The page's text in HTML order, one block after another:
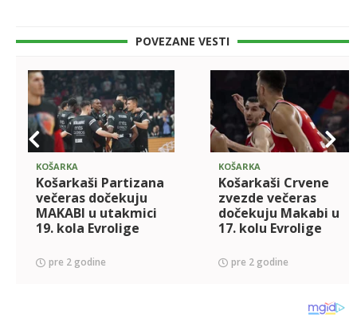
POVEZANE VESTI
KOŠARKA
Košarkaši Partizana
večeras dočekuju
MAKABI u utakmici
19. kola Evrolige
pre 2 godine
KOŠARKA
Košarkaši Crvene
zvezde večeras
dočekuju Makabi u
17. kolu Evrolige
pre 2 godine